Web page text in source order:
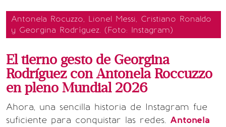
Antonela Rocuzzo, Lionel Messi, Cristiano Ronaldo
y Georgina Rodríguez. (Foto: Instagram)
El tierno gesto de Georgina
Rodríguez con Antonela Roccuzzo
en pleno Mundial 2026
Ahora, una sencilla historia de Instagram fue
suficiente para conquistar las redes. Antonela